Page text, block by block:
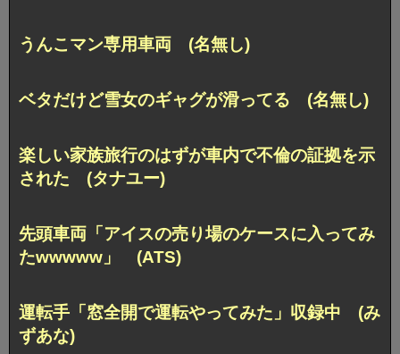
うんこマン専用車両 (名無し)
ベタだけど雪女のギャグが滑ってる (名無し)
楽しい家族旅行のはずが車内で不倫の証拠を示
された (タナユー)
先頭車両「アイスの売り場のケースに入ってみ
たwwwww」 (ATS)
運転手「窓全開で運転やってみた」収録中 (み
ずあな)